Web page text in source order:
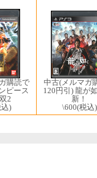
購読で
ピース
2
)
中古(メルマガ
120円引) 龍が
新！
\600(税込)